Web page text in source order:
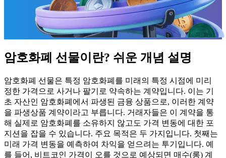
암호화폐 선물이란? 쉬운 개념 설명
암호화폐 선물은 특정 암호화폐를 미래의 특정 시점에 미리
정한 가격으로 사거나 팔기로 약속하는 계약입니다. 이는 기
초 자산인 암호화폐에서 파생된 금융 상품으로, 이러한 계약
을 파생상품 계약이라고 부릅니다. 거래자들은 이 계약을 통
해 실제로 암호화폐를 소유하지 않고도 가격 변동에 대한 포
지션을 잡을 수 있습니다. 주요 목적은 두 가지입니다. 첫째는
미래 가격 변동을 예측하여 차익을 얻으려는 투기입니다. 예
를 들어, 비트코인 가격이 오를 것으로 예상되면 매수(롱) 계